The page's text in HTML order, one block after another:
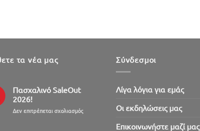
τα νέα μας
Πασχαλινό SaleOut
2026!
Δεν επιτρέπεται σχολιασμόςστο
Σύνδεσμοι
Λίγα λόγια για εμάς
Oι εκδηλώσεις μας
Επικοινωνήστε μαζί μας